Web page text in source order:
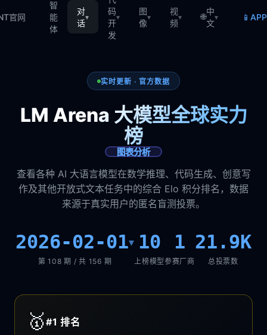
官网
智
能
体
对
话
▾
码
开
发
▾
图
像
▾
视
频
▾ 🌐
中
文
▾ 📱
实时更新 · 官方数据
LM Arena 大模型全球实力
榜
图表分析
查看各种 AI 大语言模型在数学推理、代码生成、创意写
作及其他开放式文本任务中的综合 Elo 积分排名，数据
来源于真实用户的匿名盲测投票。
2026-02-01▾
第 108 期 / 共 156 期
10
上榜模型
1
参赛厂商
21.9K
总投票数
🥇 #1排名